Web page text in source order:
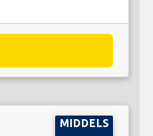
MIDDELS